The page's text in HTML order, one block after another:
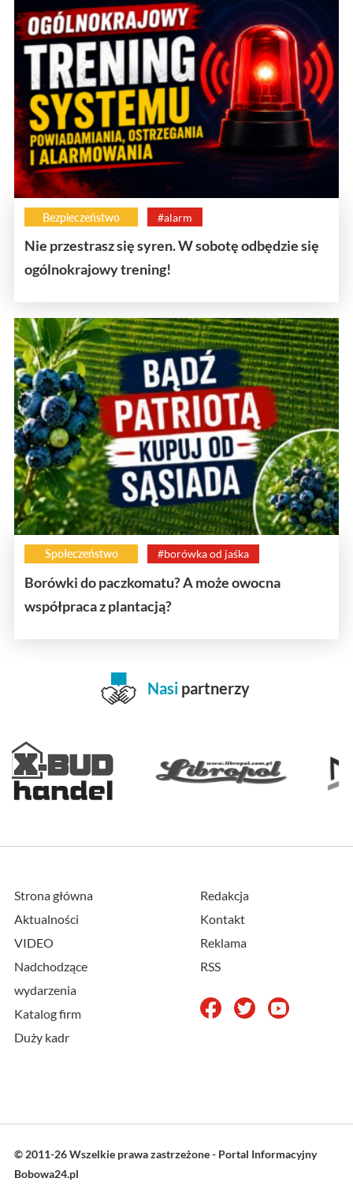
Bezpieczeństwo #alarm
Nie przestrasz się syren. W sobotę odbędzie się
ogólnokrajowy trening!
Społeczeństwo #borówka od jaśka
Borówki do paczkomatu? A może owocna
współpraca z plantacją?
Nasi partnerzy
Strona główna
Aktualności
VIDEO
Nadchodzące
wydarzenia
Katalog firm
Duży kadr
Redakcja
Kontakt
Reklama
RSS
© 2011-26 Wszelkie prawa zastrzeżone - Portal Informacyjny
Bobowa24.pl